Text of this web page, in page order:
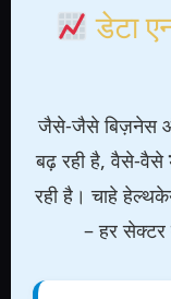
डेटा
जैसे-जैसे बिज़नेस
बढ़ रही है, वैसे-वैसे
रही है। चाहे
– हर सेक्टर